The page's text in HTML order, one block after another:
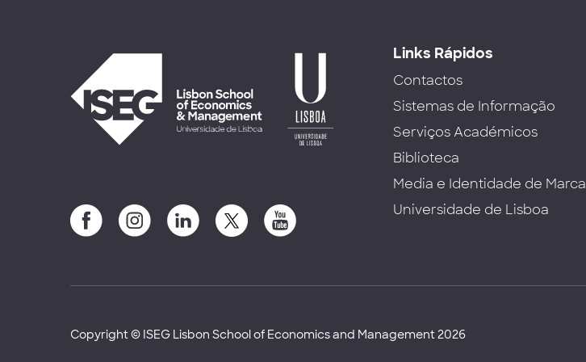
Links Rápidos
Contactos
Sistemas de Informação
Serviços Académicos
Biblioteca
Media e Identidade de Marca
Universidade de Lisboa
Copyright © ISEG Lisbon School of Economics and Management 2026